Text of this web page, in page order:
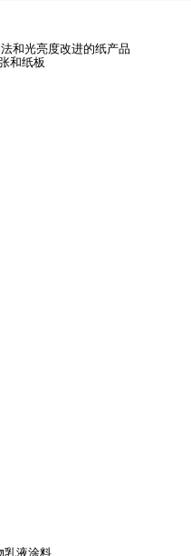
和光亮度改进的纸产品
和纸板
乳液涂料